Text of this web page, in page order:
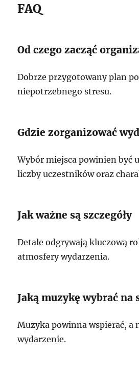
FAQ
Od czego zacząć
Dobrze przygotowany plan
niepotrzebnego stresu.
Gdzie zorganizować
Wybór miejsca powinien być
liczby uczestników oraz
Jak ważne są szczegóły
Detale odgrywają kluczową
atmosfery wydarzenia.
Jaką muzykę wybrać na
Muzyka powinna wspierać, a
wydarzenie.